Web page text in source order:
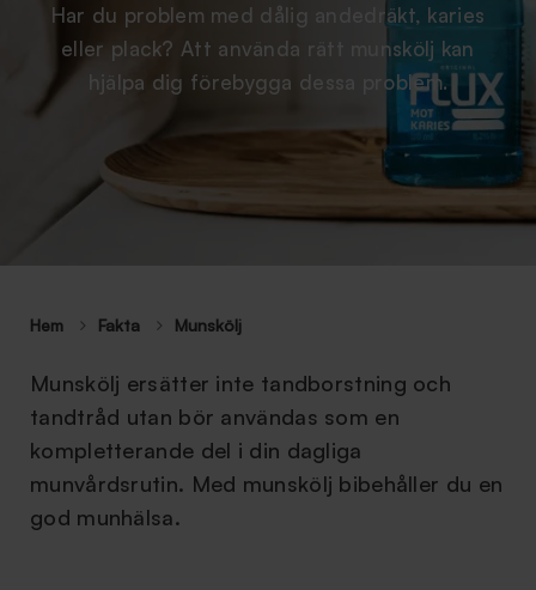
Har du problem med dålig andedräkt, karies
eller plack? Att använda rätt munskölj kan
hjälpa dig förebygga dessa problem.
Hem Fakta Munskölj
Munskölj ersätter inte tandborstning och
tandtråd utan bör användas som en
kompletterande del i din dagliga
munvårdsrutin. Med munskölj bibehåller du en
god munhälsa.